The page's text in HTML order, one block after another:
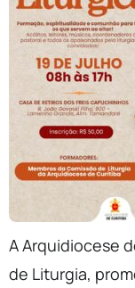
A Arquidiocese
de Liturgia,